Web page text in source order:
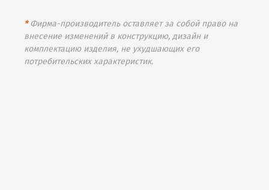
*Фирма-производитель оставляет за собой право на
внесение изменений в конструкцию, дизайн и
комплектацию изделия, не ухудшающих его
потребительских характеристик.